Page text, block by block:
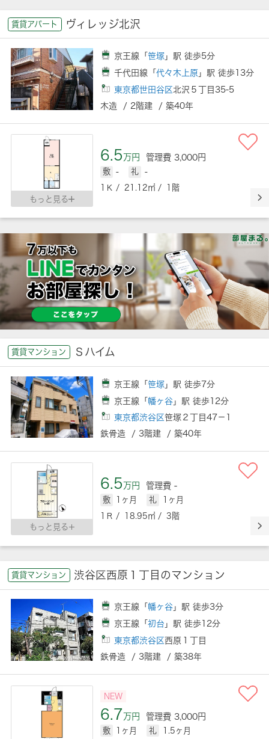
賃貸アパート ヴィレッジ北沢
京王線「笹塚 」駅 徒歩5分
千代田線「代々木上原 」駅 徒歩13分
東京都世田谷区北沢５丁目35-5
木造 / 2階建 / 築40年
もっと見る
6.5万円 管理費 3,000円
敷 - 礼
-
1Ｋ / 21.12㎡ / 1階
賃貸マンション Ｓハイム
京王線「笹塚 」駅 徒歩7分
京王線「 幡ヶ谷 」駅 徒歩12分
東京都渋谷区笹塚２丁目47－1
鉄骨造 / 3階建 / 築40年
もっと見る
6.5万円 管理費 -
敷 1ヶ月 礼
1ヶ月
1Ｒ / 18.95㎡ / 3階
賃貸マンション 渋谷区西原１丁目のマンション
京王線「 幡ヶ谷 」駅 徒歩3分
京王線「初台 」駅 徒歩12分
東京都渋谷区 西原１丁目
鉄骨造 / 3階建 / 築38年
NEW
6.7万円 管理費 3,000円
敷 1ヶ月 礼 1.5ヶ月